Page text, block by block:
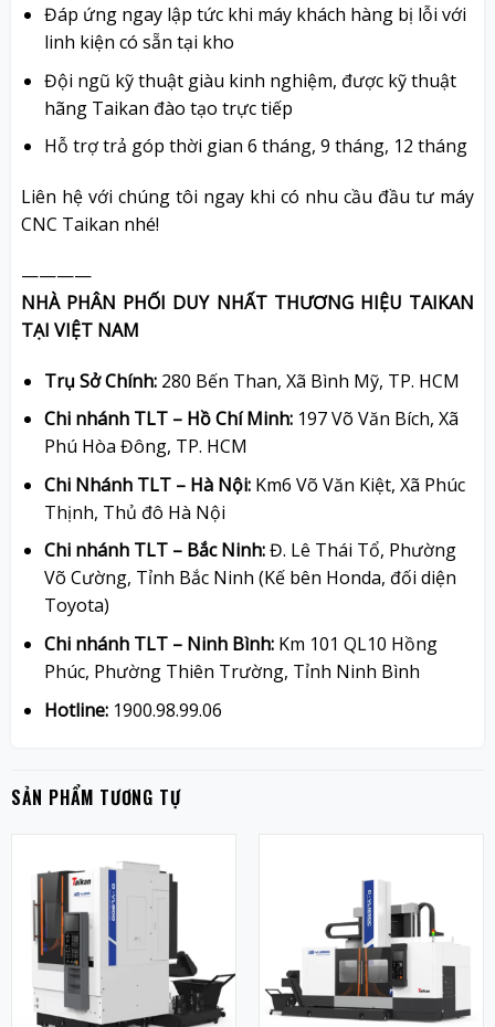
Đáp ứng ngay lập tức khi máy khách hàng bị lỗi với
linh kiện có sẵn tại kho
Đội ngũ kỹ thuật giàu kinh nghiệm, được kỹ thuật
hãng Taikan đào tạo trực tiếp
Hỗ trợ trả góp thời gian 6 tháng, 9 tháng, 12 tháng
Liên hệ với chúng tôi ngay khi có nhu cầu đầu tư máy
CNC Taikan nhé!
————
NHÀ PHÂN PHỐI DUY NHẤT THƯƠNG HIỆU TAIKAN
TẠI VIỆT NAM
Trụ Sở Chính:280 Bến Than, Xã Bình Mỹ, TP. HCM
Chi nhánh TLT – Hồ Chí Minh:197 Võ Văn Bích, Xã
Phú Hòa Đông, TP. HCM
Chi Nhánh TLT – Hà Nội:Km6 Võ Văn Kiệt, Xã Phúc
Thịnh, Thủ đô Hà Nội
Chi nhánh TLT – Bắc Ninh:Đ. Lê Thái Tổ, Phường
Võ Cường, Tỉnh Bắc Ninh (Kế bên Honda, đối diện
Toyota)
Chi nhánh TLT – Ninh Bình:Km 101 QL10 Hồng
Phúc, Phường Thiên Trường, Tỉnh Ninh Bình
Hotline:1900.98.99.06
SẢN PHẨM TƯƠNG TỰ